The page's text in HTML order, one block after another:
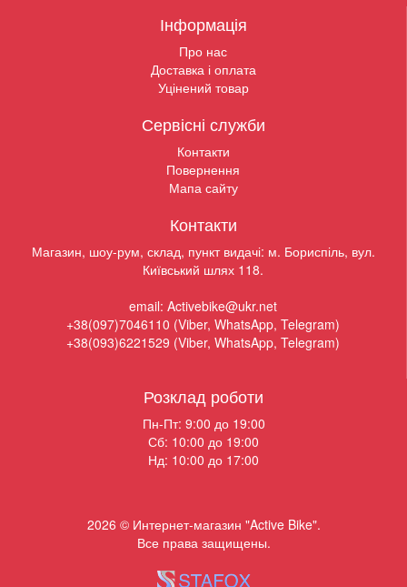
Інформація
Про нас
Доставка і оплата
Уцінений товар
Сервісні служби
Контакти
Повернення
Мапа сайту
Контакти
Магазин, шоу-рум, склад, пункт видачі: м. Бориспіль, вул.
Київський шлях 118.
email: Activebike@ukr.net
+38(097)7046110 (Viber, WhatsApp, Telegram)
+38(093)6221529 (Viber, WhatsApp, Telegram)
Розклад роботи
Пн-Пт: 9:00 до 19:00
Сб: 10:00 до 19:00
Нд: 10:00 до 17:00
2026 © Интернет-магазин "Active Bike".
Все права защищены.